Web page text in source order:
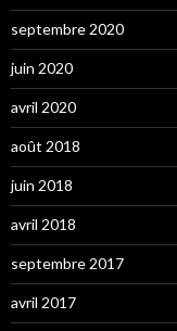
septembre 2020
juin 2020
avril 2020
août 2018
juin 2018
avril 2018
septembre 2017
avril 2017